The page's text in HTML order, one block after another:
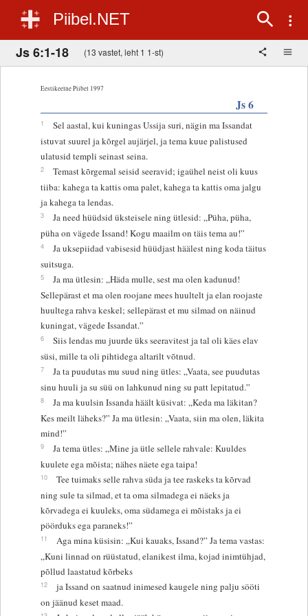
Piibel.NET
Js 6:1-18 (13 vastet, leht 1 1-st)
Eestikeelne Piibel 1997
Js 6
1
Sel aastal, kui kuningas Ussija suri, nägin ma Issandat
istuvat suurel ja kõrgel aujärjel, ja tema kuue palistused
ulatusid templi seinast seina.
2
Temast kõrgemal seisid seeravid; igaühel neist oli kuus
tiiba: kahega ta kattis oma palet, kahega ta kattis oma jalgu
ja kahega ta lendas.
3
Ja need hüüdsid üksteisele ning ütlesid: „Püha, püha,
püha on vägede Issand! Kogu maailm on täis tema au!”
4
Ja uksepiidad vabisesid hüüdjast häälest ning koda täitus
suitsuga.
5
Ja ma ütlesin: „Häda mulle, sest ma olen kadunud!
Sellepärast et ma olen roojane mees huultelt ja elan roojaste
huultega rahva keskel; sellepärast et mu silmad on näinud
kuningat, vägede Issandat.”
6
Siis lendas mu juurde üks seeravitest ja tal oli käes elav
süsi, mille ta oli pihtidega altarilt võtnud.
7
Ja ta puudutas mu suud ning ütles: „Vaata, see puudutas
sinu huuli ja su süü on lahkunud ning su patt lepitatud.”
8
Ja ma kuulsin Issanda häält küsivat: „Keda ma läkitan?
Kes meilt läheks?” Ja ma ütlesin: „Vaata, siin ma olen, läkita
mind!”
9
Ja tema ütles: „Mine ja ütle sellele rahvale: Kuuldes
kuulete ega mõista; nähes näete ega taipa!
10
Tee tuimaks selle rahva süda ja tee raskeks ta kõrvad
ning sule ta silmad, et ta oma silmadega ei näeks ja
kõrvadega ei kuuleks, oma südamega ei mõistaks ja ei
pöörduks ega paraneks!”
11
Aga mina küsisin: „Kui kauaks, Issand?” Ja tema vastas:
„Kuni linnad on rüüstatud, elanikest ilma, kojad inimtühjad,
põllud laastatud kõrbeks
12
ja Issand on saatnud inimesed kaugele ning palju sööti
on jäänud keset maad.